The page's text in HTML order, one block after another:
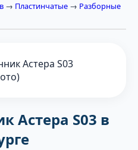
→ Пластинчатые → Разборные
Астера S03 в